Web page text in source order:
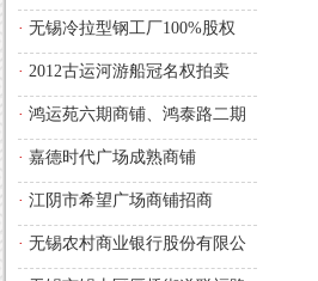
· 无锡冷拉型钢工厂100%股权
· 2012古运河游船冠名权拍卖
· 鸿运苑六期商铺、鸿泰路二期
商铺
· 嘉德时代广场成熟商铺
· 江阴市希望广场商铺招商
· 无锡农村商业银行股份有限公